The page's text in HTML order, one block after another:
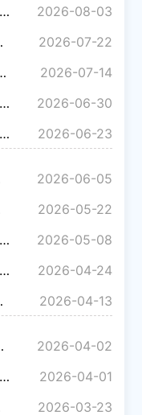
2026-08-03
2026-07-22
2026-07-14
2026-06-30
2026-06-23
2026-06-05
2026-05-22
2026-05-08
2026-04-24
2026-04-13
2026-04-02
2026-04-01
2026-03-23